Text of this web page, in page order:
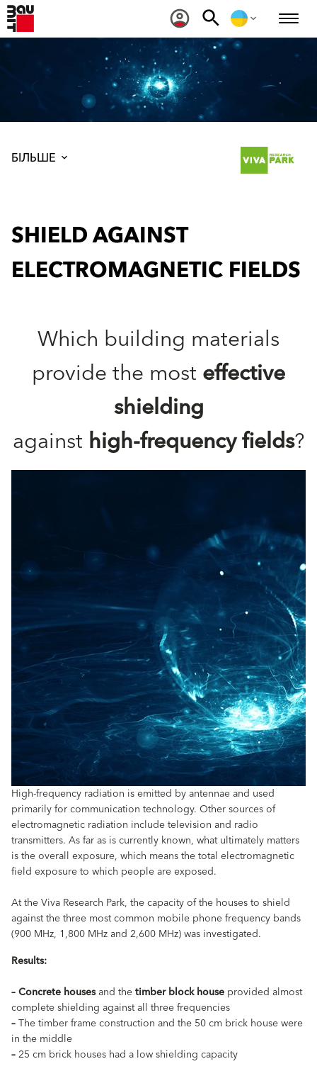
БІЛЬШЕ
SHIELD AGAINST
ELECTROMAGNETIC FIELDS
Which building materials
provide the mosteffective
shielding
against high-frequency fields?
High-frequency radiation is emitted by antennae and used
primarily for communication technology. Other sources of
electromagnetic radiation include television and radio
transmitters. As far as is currently known, what ultimately matters
is the overall exposure, which means the total electromagnetic
field exposure to which people are exposed.
At the Viva Research Park, the capacity of the houses to shield
against the three most common mobile phone frequency bands
(900 MHz, 1,800 MHz and 2,600 MHz) was investigated.
Results:
–Concrete housesand thetimber block house provided almost
complete shielding against all three frequencies
–The timber frame construction and the 50 cm brick house were
in the middle
–25 cm brick houses had a low shielding capacity